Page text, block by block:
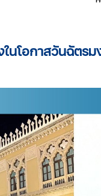
ในโอกาสวันฉัตร